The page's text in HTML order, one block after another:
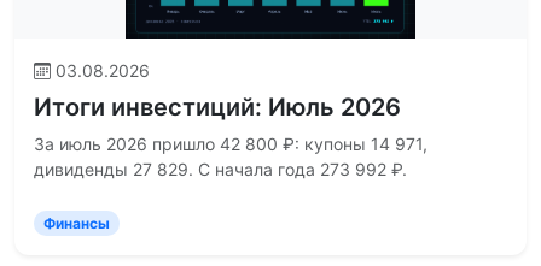
03.08.2026
Итоги инвестиций: Июль 2026
За июль 2026 пришло 42 800 ₽: купоны 14 971,
дивиденды 27 829. С начала года 273 992 ₽.
Финансы